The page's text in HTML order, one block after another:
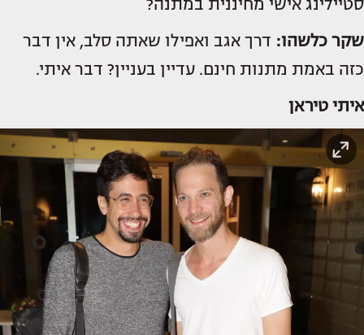
סטיילינג אישי מחיננית במתנה?
שקר כלשהו: דרך אגב ואפילו שאתה סלב, אין דבר
כזה באמת מתנות חינם. עדיין בעניין? דבר איתי.
איתי טיראן